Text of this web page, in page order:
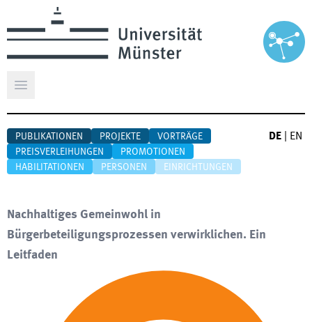
Hauptmenü öffnen
PUBLIKATIONEN PROJEKTE
VORTRÄGE
PREISVERLEIHUNGEN
PROMOTIONEN
HABILITATIONEN
PERSONEN EINRICHTUNGEN
DE EN
Nachhaltiges Gemeinwohl in
Bürgerbeteiligungsprozessen verwirklichen. Ein
Leitfaden